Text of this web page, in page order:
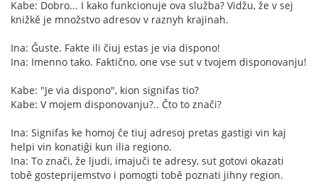
Kabe: Dobro... I kako funkcionuje ova služba? Vidžu, že v sej
knižkě je množstvo adresov v raznyh krajinah.
Ina: Ĝuste. Fakte ili ĉiuj estas je via dispono!
Ina: Imenno tako. Faktično, one vse sut v tvojem disponovanju!
Kabe: "Je via dispono", kion signifas tio?
Kabe: V mojem disponovanju?.. Čto to znači?
Ina: Signifas ke homoj ĉe tiuj adresoj pretas gastigi vin kaj
helpi vin konatiĝi kun ilia regiono.
Ina: To znači, že ljudi, imajuči te adresy, sut gotovi okazati
tobě gosteprijemstvo i pomogti tobě poznati jihny region.